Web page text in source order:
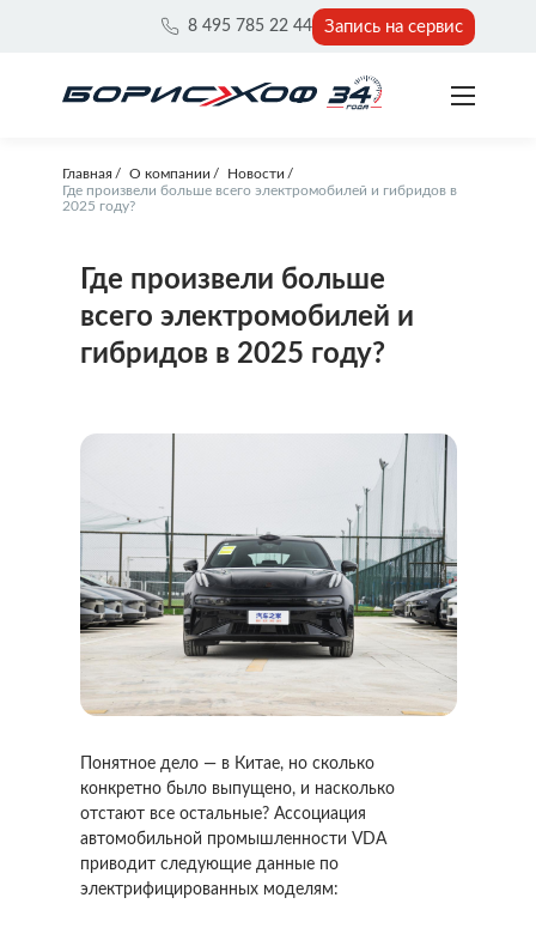
8 495 785 22 44 Запись на сервис
Главная О компании
Новости
Где произвели больше всего электромобилей и гибридов в
2025 году?
Где произвели больше
всего электромобилей и
гибридов в 2025 году?
Понятное дело — в Китае, но сколько
конкретно было выпущено, и насколько
отстают все остальные? Ассоциация
автомобильной промышленности VDA
приводит следующие данные по
электрифицированных моделям: